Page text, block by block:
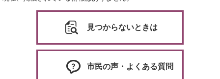
見つからないときは
市民の声・よくある質問